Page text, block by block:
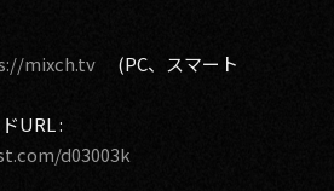
mixch.tv(PC、スマート
URL :
d03003k